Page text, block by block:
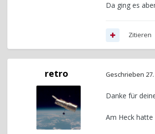
Da ging es
Zitieren
retro Geschrieben
Danke für
Am Heck hatte